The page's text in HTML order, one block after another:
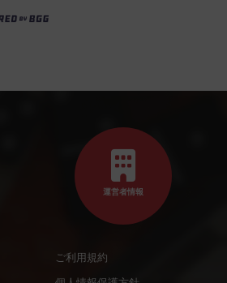
運営者情報
ご利用規約